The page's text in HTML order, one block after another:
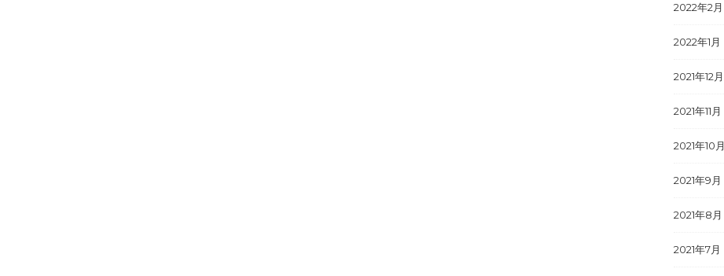
2022年2月
2022年1月
2021年12月
2021年11月
2021年10月
2021年9月
2021年8月
2021年7月